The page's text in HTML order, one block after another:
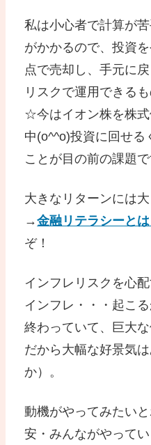
私は小心者で計算が
がかかるので、投資
点で売却し、手元に
リスクで運用できる
☆今はイオン株を株
中(o^^o)投資に回せる
ことが目の前の課題で
大きなリターンには
→金融リテラシーと
ぞ！
インフレリスクを心
インフレ・・・起こ
終わっていて、巨大
だから大幅な好景気
か）。
動機がやってみたい
安・みんながやって